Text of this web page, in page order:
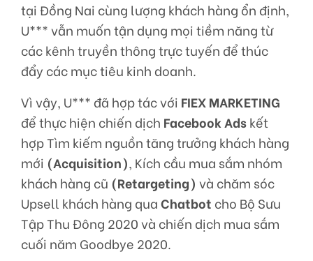
tại Đồng Nai cùng lượng khách hàng ổn định,
U*** vẫn muốn tận dụng mọi tiềm năng từ
các kênh truyền thông trực tuyến để thúc
đẩy các mục tiêu kinh doanh.
Vì vậy, U*** đã hợp tác với FIEX MARKETING
để thực hiện chiến dịch Facebook Adskết
hợp Tìm kiếm nguồn tăng trưởng khách hàng
mới (Acquisition), Kích cầu mua sắm nhóm
khách hàng cũ (Retargeting) và chăm sóc
Upsell khách hàng quaChatbot cho Bộ Sưu
Tập Thu Đông 2020 và chiến dịch mua sắm
cuối năm Goodbye 2020.